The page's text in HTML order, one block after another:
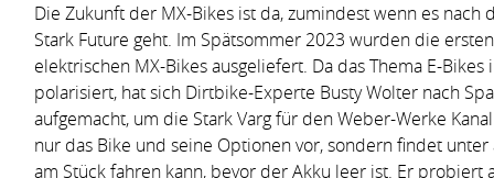
Die Zukunft der MX-Bikes ist da, zumindest wenn es nach
Stark Future geht. Im Spätsommer 2023 wurden die
elektrischen MX-Bikes ausgeliefert. Da das Thema E-
polarisiert, hat sich Dirtbike-Experte Busty Wolter nach
aufgemacht, um die Stark Varg für den Weber-Werke
nur das Bike und seine Optionen vor, sondern findet
am Stück fahren kann, bevor der Akku leer ist. Er probiert